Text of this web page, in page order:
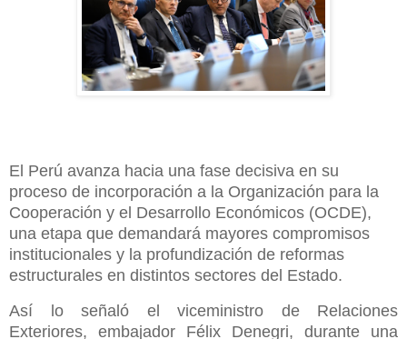
El Perú avanza hacia una fase decisiva en su
proceso de incorporación a la Organización para la
Cooperación y el Desarrollo Económicos (OCDE),
una etapa que demandará mayores compromisos
institucionales y la profundización de reformas
estructurales en distintos sectores del Estado.
Así lo señaló el viceministro de Relaciones
Exteriores, embajador Félix Denegri, durante una